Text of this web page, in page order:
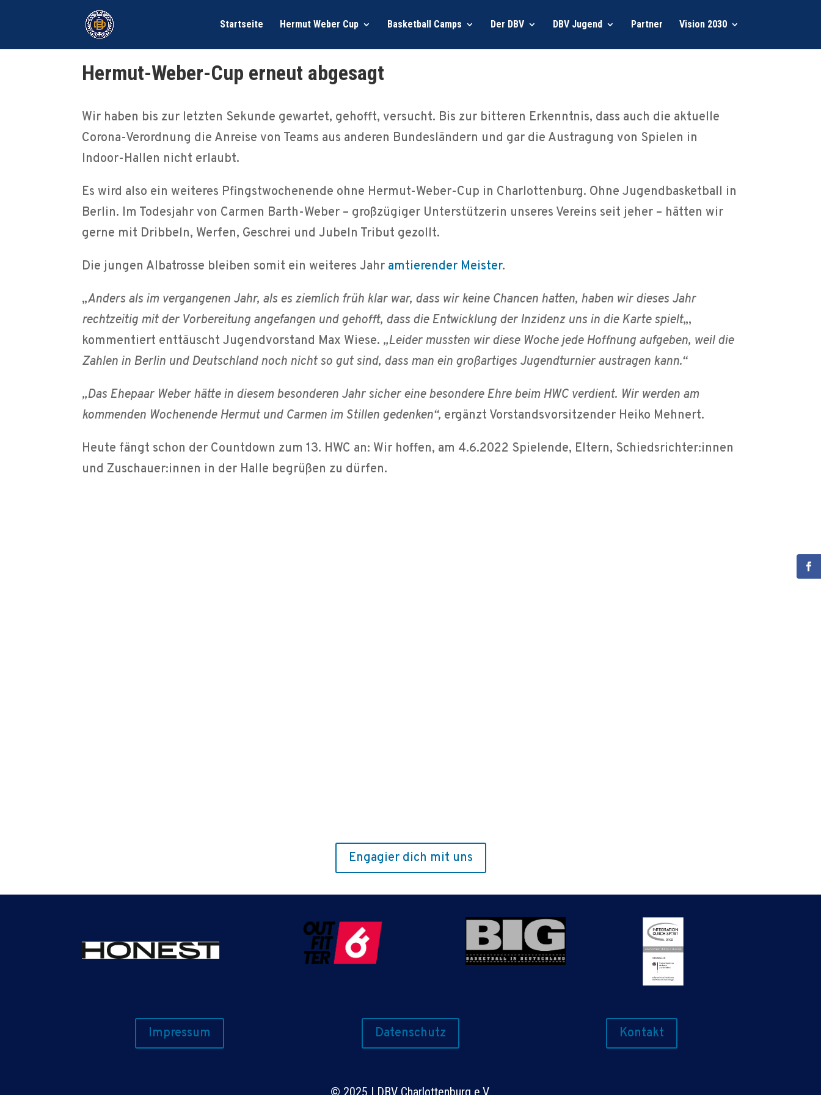
Startseite Hermut Weber Cup Basketball Camps Der DBV DBV Jugend Partner Vision 2030
Hermut-Weber-Cup erneut abgesagt
Wir haben bis zur letzten Sekunde gewartet, gehofft, versucht. Bis zur bitteren Erkenntnis, dass auch die aktuelle
Corona-Verordnung die Anreise von Teams aus anderen Bundesländern und gar die Austragung von Spielen in
Indoor-Hallen nicht erlaubt.
Es wird also ein weiteres Pfingstwochenende ohne Hermut-Weber-Cup in Charlottenburg. Ohne Jugendbasketball in
Berlin. Im Todesjahr von Carmen Barth-Weber – großzügiger Unterstützerin unseres Vereins seit jeher – hätten wir
gerne mit Dribbeln, Werfen, Geschrei und Jubeln Tribut gezollt.
Die jungen Albatrosse bleiben somit ein weiteres Jahr amtierender Meister.
„Anders als im vergangenen Jahr, als es ziemlich früh klar war, dass wir keine Chancen hatten, haben wir dieses Jahr
rechtzeitig mit der Vorbereitung angefangen und gehofft, dass die Entwicklung der Inzidenz uns in die Karte spielt„,
kommentiert enttäuscht Jugendvorstand Max Wiese. „Leider mussten wir diese Woche jede Hoffnung aufgeben, weil die
Zahlen in Berlin und Deutschland noch nicht so gut sind, dass man ein großartiges Jugendturnier austragen kann.“
„Das Ehepaar Weber hätte in diesem besonderen Jahr sicher eine besondere Ehre beim HWC verdient. Wir werden am
kommenden Wochenende Hermut und Carmen im Stillen gedenken“, ergänzt Vorstandsvorsitzender Heiko Mehnert.
Heute fängt schon der Countdown zum 13. HWC an: Wir hoffen, am 4.6.2022 Spielende, Eltern, Schiedsrichter:innen
und Zuschauer:innen in der Halle begrüßen zu dürfen.
Engagier dich mit uns
Impressum Datenschutz Kontakt
© 2025 | DBV Charlottenburg e.V.